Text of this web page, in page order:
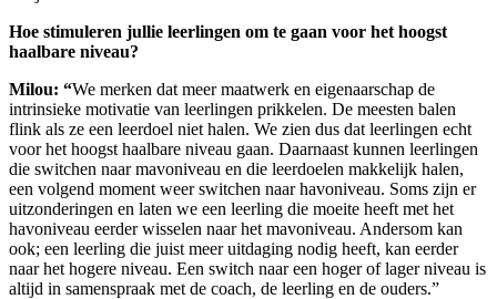
Hoe stimuleren jullie leerlingen om te gaan voor het hoogst
haalbare niveau?
Milou: “We merken dat meer maatwerk en eigenaarschap de
intrinsieke motivatie van leerlingen prikkelen. De meesten balen
flink als ze een leerdoel niet halen. We zien dus dat leerlingen echt
voor het hoogst haalbare niveau gaan. Daarnaast kunnen leerlingen
die switchen naar mavoniveau en die leerdoelen makkelijk halen,
een volgend moment weer switchen naar havoniveau. Soms zijn er
uitzonderingen en laten we een leerling die moeite heeft met het
havoniveau eerder wisselen naar het mavoniveau. Andersom kan
ook; een leerling die juist meer uitdaging nodig heeft, kan eerder
naar het hogere niveau. Een switch naar een hoger of lager niveau is
altijd in samenspraak met de coach, de leerling en de ouders.”